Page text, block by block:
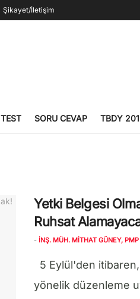
Şikayet/İletişim
TEST SORU CEVAP TBDY
Yetki Belgesi
Ruhsat
- İNŞ. MÜH. MITHAT GÜNEY, PMP
5 Eylül'den
yönelik düzenleme